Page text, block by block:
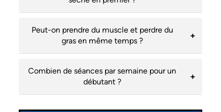
Peut-on prendre du muscle et perdre du
gras en même temps ?
Combien de séances par semaine pour un
débutant ?